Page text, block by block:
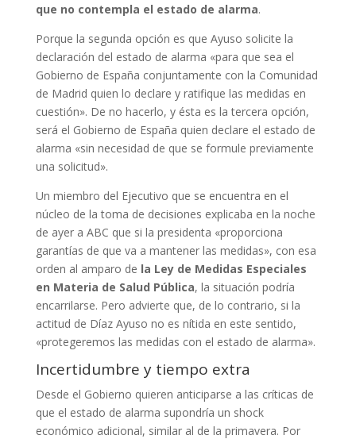
que no contempla el estado de alarma.
Porque la segunda opción es que Ayuso solicite la
declaración del estado de alarma «para que sea el
Gobierno de España conjuntamente con la Comunidad
de Madrid quien lo declare y ratifique las medidas en
cuestión». De no hacerlo, y ésta es la tercera opción,
será el Gobierno de España quien declare el estado de
alarma «sin necesidad de que se formule previamente
una solicitud».
Un miembro del Ejecutivo que se encuentra en el
núcleo de la toma de decisiones explicaba en la noche
de ayer a ABC que si la presidenta «proporciona
garantías de que va a mantener las medidas», con esa
orden al amparo de la Ley de Medidas Especiales
en Materia de Salud Pública, la situación podría
encarrilarse. Pero advierte que, de lo contrario, si la
actitud de Díaz Ayuso no es nítida en este sentido,
«protegeremos las medidas con el estado de alarma».
Incertidumbre y tiempo extra
Desde el Gobierno quieren anticiparse a las críticas de
que el estado de alarma supondría un shock
económico adicional, similar al de la primavera. Por